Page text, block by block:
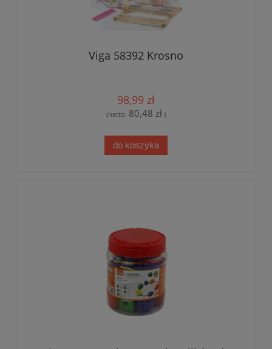
Viga 58392 Krosno
98,99 zł
(netto: 80,48 zł )
do koszyka